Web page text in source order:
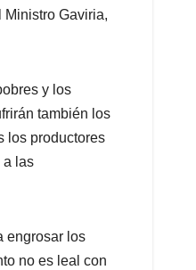
Gaviria,
y los
también los
los productores
a las
engrosar los
no es leal con